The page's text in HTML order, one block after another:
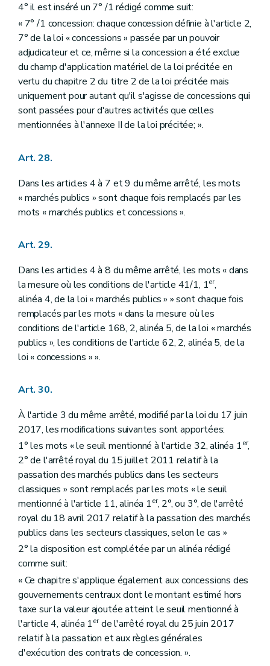
4° il est inséré un 7° /1 rédigé comme suit:
« 7° /1 concession: chaque concession définie à l'article 2,
7° de la loi « concessions » passée par un pouvoir
adjudicateur et ce, même si la concession a été exclue
du champ d'application matériel de la loi précitée en
vertu du chapitre 2 du titre 2 de la loi précitée mais
uniquement pour autant qu'il s'agisse de concessions qui
sont passées pour d'autres activités que celles
mentionnées à l'annexe II de la loi précitée; ».
Art. 28.
Dans les articles 4 à 7 et 9 du même arrêté, les mots
« marchés publics » sont chaque fois remplacés par les
mots « marchés publics et concessions ».
Art. 29.
Dans les articles 4 à 8 du même arrêté, les mots « dans
la mesure où les conditions de l'article 41/1, 1er,
alinéa 4, de la loi « marchés publics » » sont chaque fois
remplacés par les mots « dans la mesure où les
conditions de l'article 168, 2, alinéa 5, de la loi « marchés
publics », les conditions de l'article 62, 2, alinéa 5, de la
loi « concessions » ».
Art. 30.
À l'article 3 du même arrêté, modifié par la loi du 17 juin
2017, les modifications suivantes sont apportées:
1° les mots « le seuil mentionné à l'article 32, alinéa 1er,
2° de l'arrêté royal du 15 juillet 2011 relatif à la
passation des marchés publics dans les secteurs
classiques » sont remplacés par les mots « le seuil
mentionné à l'article 11, alinéa 1er, 2°, ou 3°, de l'arrêté
royal du 18 avril 2017 relatif à la passation des marchés
publics dans les secteurs classiques, selon le cas »
2° la disposition est complétée par un alinéa rédigé
comme suit:
« Ce chapitre s'applique également aux concessions des
gouvernements centraux dont le montant estimé hors
taxe sur la valeur ajoutée atteint le seuil mentionné à
l'article 4, alinéa 1erde l'arrêté royal du 25 juin 2017
relatif à la passation et aux règles générales
d'exécution des contrats de concession. ».